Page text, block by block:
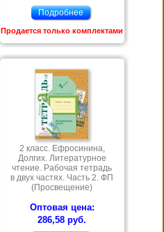
Подробнее
Продается только комплектами
2 класс. Ефросинина,
Долгих. Литературное
чтение. Рабочая тетрадь
в двух частях. Часть 2. ФП
(Просвещение)
Оптовая цена:
286,58 руб.